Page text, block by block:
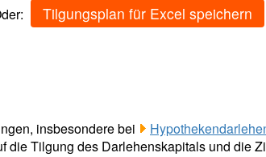
Tilgungsplan für Excel speichern
insbesondere bei
Tilgung des Darlehenskapitals und die